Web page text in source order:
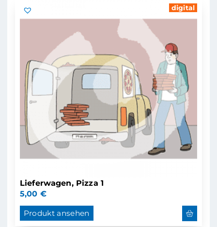
digital
Lieferwagen, Pizza 1
5,00 €
Produkt ansehen